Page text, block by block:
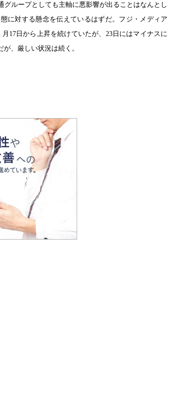
ループとしても主軸に悪影響が出ることはなんとし
に対する懸念を伝えているはずだ。フジ・メディア
17日から上昇を続けていたが、23日にはマイナスに
、厳しい状況は続く。